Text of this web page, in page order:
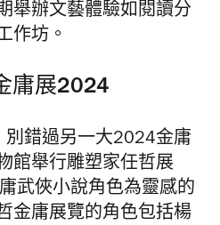
舉辦文藝體驗如閱讀分
作坊。
庸展2024
錯過另一大2024金庸
館舉行雕塑家任哲展
武俠小說角色為靈感的
金庸展覽的角色包括楊